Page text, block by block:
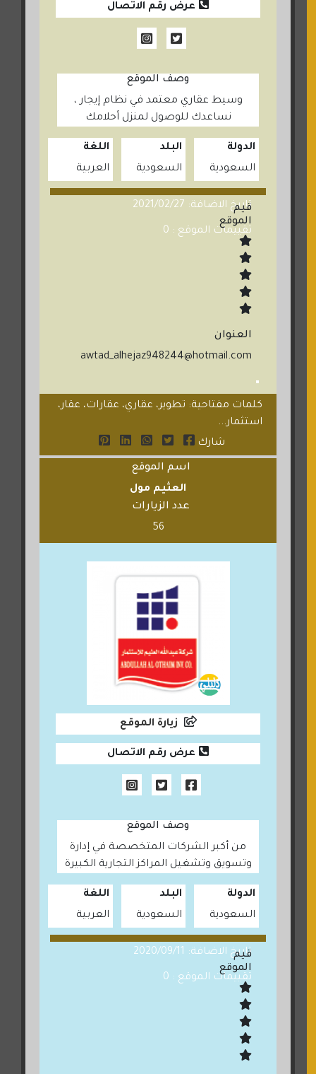
عرض رقم الاتصال
وصف الموقع
وسيط عقاري معتمد في نظام إيجار ،
نساعدك للوصول لمنزل أحلامك
الدولة
السعودية
البلد
السعودية
اللغة
العربية
تاريخ الاضافة: 2021/02/27
تقييمات الموقع : 0
قيم
الموقع
العنوان
awtad_alhejaz948244@hotmail.com
كلمات مفتاحية: تطوير، عقاري، عقارات، عقار،
استثمار...
شارك
اسم الموقع
العثيم مول
عدد الزيارات
56
زيارة الموقع
عرض رقم الاتصال
وصف الموقع
من أكبر الشركات المتخصصة في إدارة
وتسويق وتشغيل المراكز التجارية الكبيرة
الدولة
السعودية
البلد
السعودية
اللغة
العربية
تاريخ الاضافة: 2020/09/11
تقييمات الموقع : 0
قيم
الموقع